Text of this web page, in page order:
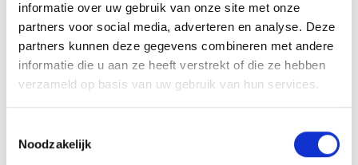
informatie over uw gebruik van onze site met onze
partners voor social media, adverteren en analyse. Deze
partners kunnen deze gegevens combineren met andere
informatie die u aan ze heeft verstrekt of die ze hebben
verzameld op basis van uw gebruik van hun services.
Noodzakelijk
De SET.330 is een heel mooie trofee die zeer geschikt is
voor ieder (sport)toernooi of businessevenement. We
kunnen de beker personaliseren door er een tekst op de